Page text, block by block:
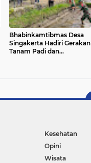
Bhabinkamtibmas Desa
Singakerta Hadiri Gerakan
Tanam Padi dan
Kesehatan
Opini
Wisata